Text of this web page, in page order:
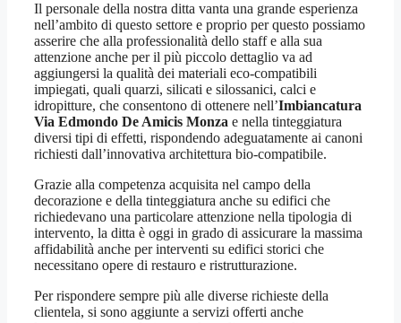
Il personale della nostra ditta vanta una grande esperienza
nell’ambito di questo settore e proprio per questo possiamo
asserire che alla professionalità dello staff e alla sua
attenzione anche per il più piccolo dettaglio va ad
aggiungersi la qualità dei materiali eco-compatibili
impiegati, quali quarzi, silicati e silossanici, calci e
idropitture, che consentono di ottenere nell’Imbiancatura
Via Edmondo De Amicis Monza e nella tinteggiatura
diversi tipi di effetti, rispondendo adeguatamente ai canoni
richiesti dall’innovativa architettura bio-compatibile.
Grazie alla competenza acquisita nel campo della
decorazione e della tinteggiatura anche su edifici che
richiedevano una particolare attenzione nella tipologia di
intervento, la ditta è oggi in grado di assicurare la massima
affidabilità anche per interventi su edifici storici che
necessitano opere di restauro e ristrutturazione.
Per rispondere sempre più alle diverse richieste della
clientela, si sono aggiunte a servizi offerti anche